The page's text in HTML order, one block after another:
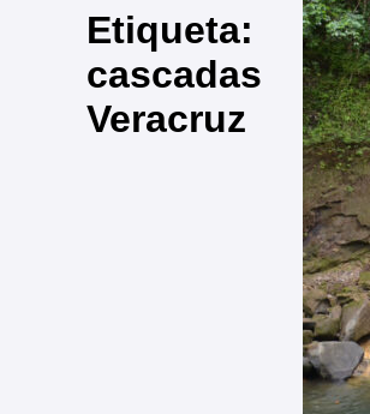
Etiqueta:
cascadas
Veracruz